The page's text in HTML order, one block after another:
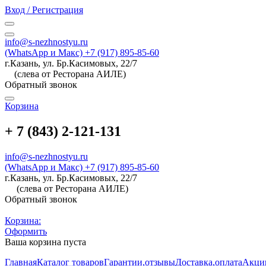
Вход / Регистрация
info@s-nezhnostyu.ru
(WhatsApp и Макс) +7 (917) 895-85-60
г.Казань, ул. Бр.Касимовых, 22/7
(слева от Ресторана АИЛЕ)
Обратный звонок
Корзина
+ 7 (843) 2-121-131
info@s-nezhnostyu.ru
(WhatsApp и Макс) +7 (917) 895-85-60
г.Казань, ул. Бр.Касимовых, 22/7
(слева от Ресторана АИЛЕ)
Обратный звонок
Корзина:
Оформить
Ваша корзина пуста
ГлавнаяКаталог товаровГарантии,отзывыДоставка,оплата